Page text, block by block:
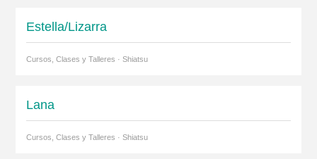
Estella/Lizarra
Cursos, Clases y Talleres · Shiatsu
Lana
Cursos, Clases y Talleres · Shiatsu